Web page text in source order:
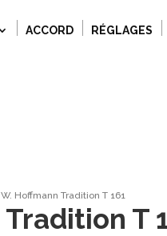
ACCORD RÉGLAGES
W. Hoffmann Tradition T 161
T